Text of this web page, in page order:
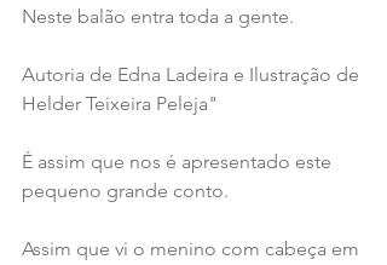
Neste balão entra toda a gente.
Autoria de Edna Ladeira e Ilustração de
Helder Teixeira Peleja"
É assim que nos é apresentado este
pequeno grande conto.
Assim que vi o menino com cabeça em